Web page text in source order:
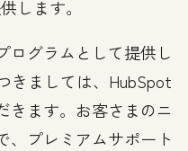
します。
ログラムとして提供し
きましては、HubSpot
きます。お客さまのニ
、プレミアムサポート